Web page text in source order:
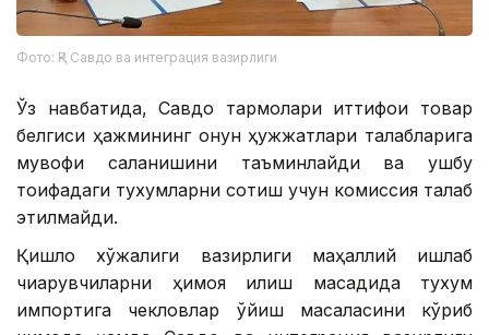
Фото: ҚР Савдо ва интеграция вазирлиги
Ўз навбатида, Савдо тармоқлари иттифоқи товар
белгиси ҳажмининг қонун ҳужжатлари талабларига
мувофиқ сақланишини таъминлайди ва ушбу
тоифадаги тухумларни сотиш учун комиссия талаб
этилмайди.
Қишлоқ хўжалиги вазирлиги маҳаллий ишлаб
чиқарувчиларни ҳимоя қилиш мақсадида тухум
импортига чекловлар қўйиш масаласини кўриб